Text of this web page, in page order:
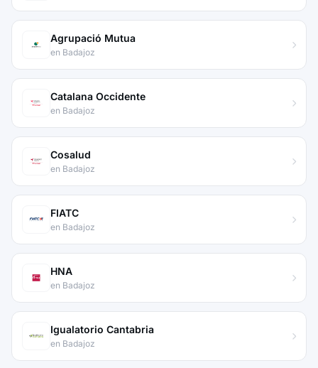
Agrupació Mutua
en Badajoz
Catalana Occidente
en Badajoz
Cosalud
en Badajoz
FIATC
en Badajoz
HNA
en Badajoz
Igualatorio Cantabria
en Badajoz